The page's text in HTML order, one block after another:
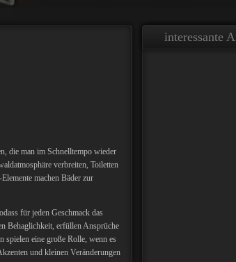
die man im Schnelltempo wieder
verbreiten, Toiletten
machen Bäder zur
für jeden Geschmack das
Behaglichkeit, erfüllen Ansprüche
spielen eine große Rolle, wenn es
und kleinen Veränderungen
interessante